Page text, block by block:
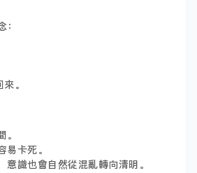
。
卡死。
意識也會自然從混亂轉向清明。